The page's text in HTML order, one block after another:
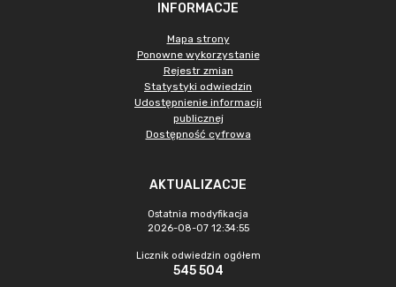
INFORMACJE
Mapa strony
Ponowne wykorzystanie
Rejestr zmian
Statystyki odwiedzin
Udostępnienie informacji
publicznej
Dostępność cyfrowa
AKTUALIZACJE
Ostatnia modyfikacja
2026-08-07 12:34:55
Licznik odwiedzin ogółem
545 504